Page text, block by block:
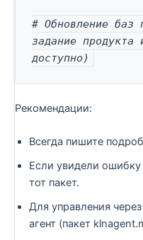
# Обновление баз
задание
доступно)
Рекомендации:
Всегда пишите
Если увидели ошибку
тот пакет.
Для управления
агент (пакет